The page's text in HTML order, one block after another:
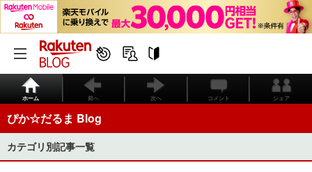
ホーム 前へ 次へ コメント シェア
ぴか☆だるま Blog
カテゴリ別記事一覧